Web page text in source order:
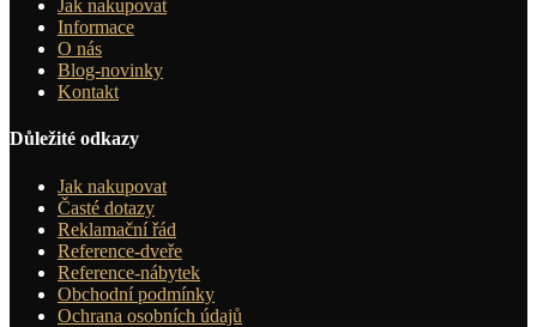
Jak nakupovat
Informace
O nás
Blog-novinky
Kontakt
Důležité odkazy
Jak nakupovat
Časté dotazy
Reklamační řád
Reference-dveře
Reference-nábytek
Obchodní podmínky
Ochrana osobních údajů